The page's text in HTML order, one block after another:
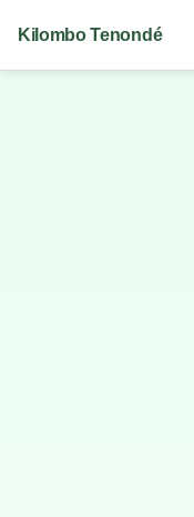
Kilombo Tenondé